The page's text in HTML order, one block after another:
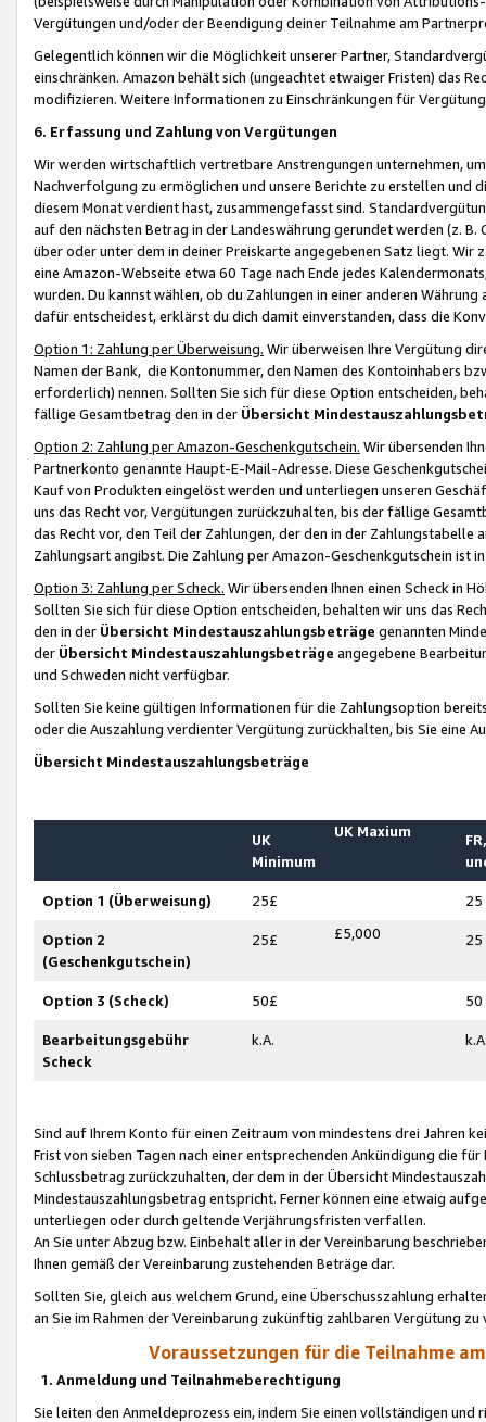
Vergütungen und/oder der Beendigung deiner Teilnahme am
Gelegentlich können wir die Möglichkeit unserer Partner,
einschränken. Amazon behält sich (ungeachtet etwaiger Fristen) das
modifizieren. Weitere Informationen zu Einschränkungen für
6. Erfassung und Zahlung von Vergütungen
Wir werden wirtschaftlich vertretbare Anstrengungen unternehmen,
Nachverfolgung zu ermöglichen und unsere Berichte zu erstellen und
diesem Monat verdient hast, zusammengefasst sind.
auf den nächsten Betrag in der Landeswährung gerundet werden (z.
über oder unter dem in deiner Preiskarte angegebenen Satz liegt.
eine Amazon-Webseite etwa 60 Tage nach Ende jedes
wurden. Du kannst wählen, ob du Zahlungen in einer anderen
dafür entscheidest, erklärst du dich damit einverstanden, dass die
Option 1: Zahlung per Überweisung. Wir überweisen Ihre Vergütung
Namen der Bank, die Kontonummer, den Namen des Kontoinhabers
erforderlich) nennen. Sollten Sie sich für diese Option entscheiden,
fällige Gesamtbetrag den in der Übersicht
Option 2: Zahlung per Amazon-Geschenkgutschein. Wir übersenden
Partnerkonto genannte Haupt-E-Mail-Adresse. Diese
Kauf von Produkten eingelöst werden und unterliegen unseren
uns das Recht vor, Vergütungen zurückzuhalten, bis der fällige
das Recht vor, den Teil der Zahlungen, der den in der
Zahlungsart angibst. Die Zahlung per Amazon-Geschenkgutschein ist
Option 3: Zahlung per Scheck. Wir übersenden Ihnen einen Scheck in
Sollten Sie sich für diese Option entscheiden, behalten wir uns das
den in der Übersicht Mindestauszahlungsbeträge genannten
der Übersicht Mindestauszahlungsbeträge angegebene
und Schweden nicht verfügbar.
Sollten Sie keine gültigen Informationen für die Zahlungsoption
oder die Auszahlung verdienter Vergütung zurückhalten, bis Sie
Übersicht Mindestauszahlungsbeträge
UK
Minimum
UK Maxium
Option 1 (Überweisung) 25£ 25
Option 2
(Geschenkgutschein)
25£ £5,000 25
Option 3 (Scheck) 50£ 50
Bearbeitungsgebühr
Scheck
k.A.
Sind auf Ihrem Konto für einen Zeitraum von mindestens drei Jahren
Frist von sieben Tagen nach einer entsprechenden Ankündigung die
Schlussbetrag zurückzuhalten, der dem in der Übersicht
Mindestauszahlungsbetrag entspricht. Ferner können eine etwaig
unterliegen oder durch geltende Verjährungsfristen verfallen.
An Sie unter Abzug bzw. Einbehalt aller in der Vereinbarung
Ihnen gemäß der Vereinbarung zustehenden Beträge dar.
Sollten Sie, gleich aus welchem Grund, eine Überschusszahlung
an Sie im Rahmen der Vereinbarung zukünftig zahlbaren Vergütung zu
Voraussetzungen für die Teilnahme
1. Anmeldung und Teilnahmeberechtigung
Sie leiten den Anmeldeprozess ein, indem Sie einen vollständigen